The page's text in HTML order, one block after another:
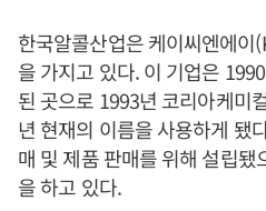
한국알콜산업은 케이씨엔에이
을 가지고 있다. 이 기업은
된 곳으로 1993년 코리아케미
년 현재의 이름을 사용하게 됐
매 및 제품 판매를 위해 설립
을 하고 있다.